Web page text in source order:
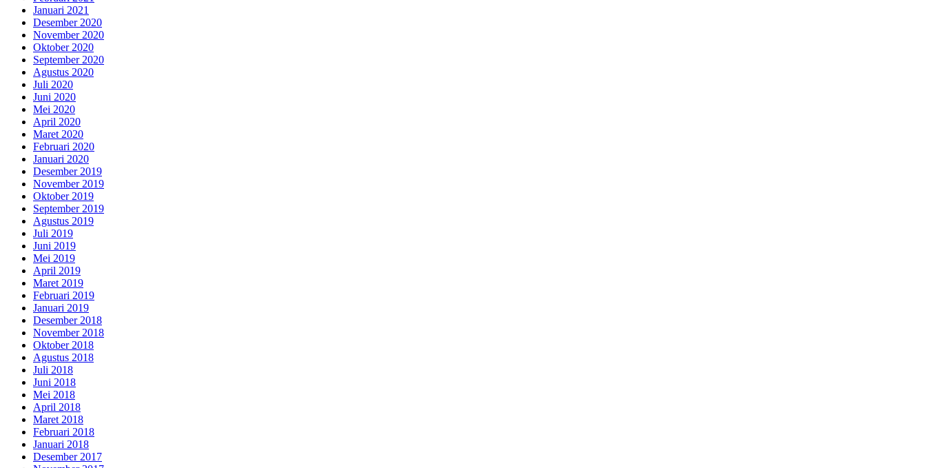
Januari 2021
Desember 2020
November 2020
Oktober 2020
September 2020
Agustus 2020
Juli 2020
Juni 2020
Mei 2020
April 2020
Maret 2020
Februari 2020
Januari 2020
Desember 2019
November 2019
Oktober 2019
September 2019
Agustus 2019
Juli 2019
Juni 2019
Mei 2019
April 2019
Maret 2019
Februari 2019
Januari 2019
Desember 2018
November 2018
Oktober 2018
Agustus 2018
Juli 2018
Juni 2018
Mei 2018
April 2018
Maret 2018
Februari 2018
Januari 2018
Desember 2017